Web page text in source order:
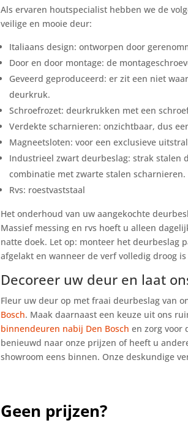
Als ervaren houtspecialist hebben we de
veilige en mooie deur:
Italiaans design: ontworpen door
Door en door montage: de
Geveerd geproduceerd: er zit een niet
deurkruk.
Schroefrozet: deurkrukken met een
Verdekte scharnieren: onzichtbaar, dus
Magneetsloten: voor een exclusieve
Industrieel zwart deurbeslag: strak stalen
combinatie met zwarte stalen scharnieren.
Rvs: roestvaststaal
Het onderhoud van uw aangekochte
Massief messing en rvs hoeft u alleen
natte doek. Let op: monteer het deurbeslag
afgelakt en wanneer de verf volledig droog
Decoreer uw deur en laat
Fleur uw deur op met fraai deurbeslag van
Bosch. Maak daarnaast een keuze uit ons
binnendeuren nabij Den Bosch en zorg voor
benieuwd naar onze prijzen of heeft u
showroom eens binnen. Onze deskundige
Geen prijzen?